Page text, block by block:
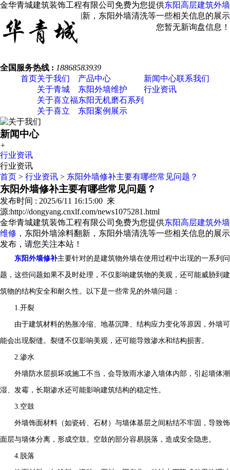
金华青城建筑装饰工程有限公司免费为您提供东阳高层建筑外墙
，东阳外墙涂料翻新，东阳外墙清洗等一些相关信息的展示
发布，请您关注本站！
您暂无新询盘信息！
全国服务热线 : 18868583939
首页关于我们
关于青城
关于喜立福
关于喜立
产品中心
东阳外墙维护
东阳无机磨石系列
东阳案例展示
新闻中心
行业资讯
联系我们
新闻中心
+
行业资讯
行业资讯
首页 > 行业资讯 > 东阳外墙修补主要有哪些常见问题？
东阳外墙修补主要有哪些常见问题？
发布时间 : 2025/6/11 16:15:00 来
源:http://dongyang.cnxlf.com/news1075281.html
金华青城建筑装饰工程有限公司免费为您提供东阳高层建筑外墙
维修 ，东阳外墙涂料翻新，东阳外墙清洗等一些相关信息的展示
发布，请您关注本站！
东阳外墙修补主要针对的是建筑物外墙在使用过程中出现的一系列问
题，这些问题如果不及时处理，不仅影响建筑物的美观，还可能威胁到建
筑物的结构安全和耐久性。以下是一些常见的外墙问题：
1.开裂
由于建筑材料的热胀冷缩、地基沉降、结构应力变化等原因，外墙可
能会出现裂缝。裂缝不仅影响美观，还可能导致渗水和结构损害。
2.渗水
外墙防水层损坏或施工不当，会导致雨水渗入墙体内部，引起墙体潮
湿、发霉，长期渗水还可能影响建筑结构的稳定性。
3.空鼓
外墙饰面材料（如瓷砖、石材）与墙体基层之间粘结不牢固，导致饰
面层与墙体分离，形成空鼓。空鼓的部分容易脱落，造成安全隐患。
4.脱落